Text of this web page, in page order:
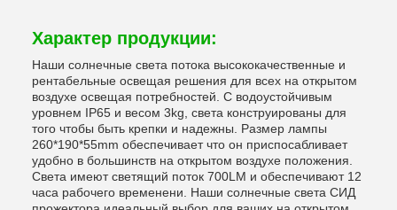
Характер продукции:
Наши солнечные света потока высококачественные и
рентабельные освещая решения для всех на открытом
воздухе освещая потребностей. С водоустойчивым
уровнем IP65 и весом 3kg, света конструированы для
того чтобы быть крепки и надежны. Размер лампы
260*190*55mm обеспечивает что он приспосабливает
удобно в большинств на открытом воздухе положения.
Света имеют светящий поток 700LM и обеспечивают 12
часа рабочего временени. Наши солнечные света СИД